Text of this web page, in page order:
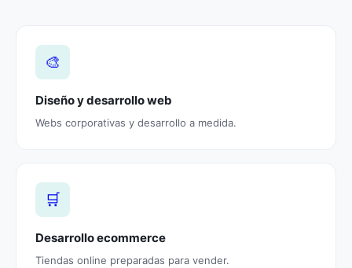
🎨
Diseño y desarrollo web
Webs corporativas y desarrollo a medida.
🛒
Desarrollo ecommerce
Tiendas online preparadas para vender.